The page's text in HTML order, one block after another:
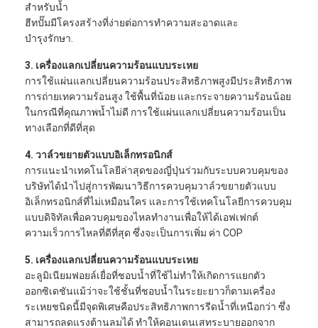
แสดง VR
ทัวร์โรงงาน
ควบคุมคุณภาพ
ติดต่อเรา
ข่าว
ทุกกรณี
คุยตอนนี้
Ecer
สำหรับน้ำ
ฮีทปั๊มมีโครงสร้างที่ง่ายต่อการทำความสะอาดและ
บำรุงรักษา.
3. เครื่องแลกเปลี่ยนความร้อนแบบระเหย
การใช้แผ่นแลกเปลี่ยนความร้อนประสิทธิภาพสูงมีประสิทธิภาพ
การถ่ายเทความร้อนสูง ใช้พื้นที่น้อย และกระจายความร้อนน้อย
ในกรณีที่คุณภาพน้ำไม่ดี การใช้แผ่นแลกเปลี่ยนความร้อนเป็น
ทางเลือกที่ดีที่สุด
4. วาล์วขยายตัวแบบอิเล็กทรอนิกส์
การแนะนำเทคโนโลยีล่าสุดของญี่ปุ่นร่วมกับระบบควบคุมของ
บริษัทได้นำไปสู่การพัฒนาวิธีการควบคุมวาล์วขยายตัวแบบ
อิเล็กทรอนิกส์ที่ไม่เหมือนใคร และการใช้เทคโนโลยีการควบคุม
แบบดิจิทัลเพื่อควบคุมของไหลทำงานเพื่อให้ได้เอฟเฟกต์
ความเร็วการไหลที่ดีที่สุด ซึ่งจะเป็นการเพิ่ม ค่า COP
5. เครื่องแลกเปลี่ยนความร้อนแบบระเหย
อะลูมิเนียมฟอยล์เยื่อที่ชอบน้ำที่ใช้ไม่ทำให้เกิดการแยกตัว
ออกซิเดชันแม้ว่าจะใช้ชั้นที่ชอบน้ำในระยะยาวก็ตามเครื่อง
ระเหยชนิดนี้มีจุดพิเศษคือประสิทธิภาพการรีดน้ำที่เหนือกว่า ซึ่ง
สามารถลดแรงต้านลมได้ ทำให้คอนเดนเสทระบายออกจาก